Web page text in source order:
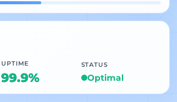
UPTIME
99.9%
STATUS
Optimal